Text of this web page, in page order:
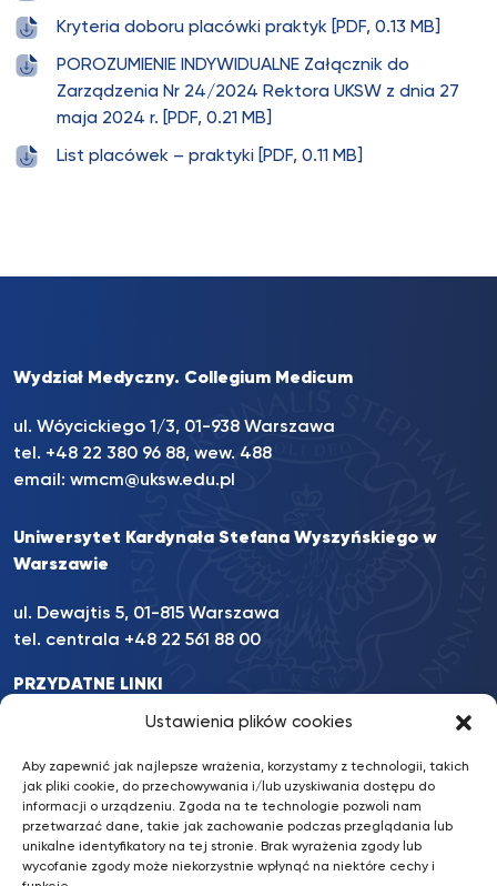
Ustawienia plików cookies
Aby zapewnić jak najlepsze wrażenia, korzystamy z technologii, takich
jak pliki cookie, do przechowywania i/lub uzyskiwania dostępu do
informacji o urządzeniu. Zgoda na te technologie pozwoli nam
przetwarzać dane, takie jak zachowanie podczas przeglądania lub
unikalne identyfikatory na tej stronie. Brak wyrażenia zgody lub
wycofanie zgody może niekorzystnie wpłynąć na niektóre cechy i
Kryteria doboru placówki praktyk [PDF, 0.13 MB]
POROZUMIENIE INDYWIDUALNE Załącznik do
Zarządzenia Nr 24/2024 Rektora UKSW z dnia 27
maja 2024 r. [PDF, 0.21 MB]
List placówek – praktyki [PDF, 0.11 MB]
Wydział Medyczny. Collegium Medicum
ul. Wóycickiego 1/3, 01-938 Warszawa
tel. +48 22 380 96 88, wew. 488
email: wmcm@uksw.edu.pl
Uniwersytet Kardynała Stefana Wyszyńskiego w
Warszawie
ul. Dewajtis 5, 01-815 Warszawa
tel. centrala +48 22 561 88 00
PRZYDATNE LINKI
BKiP UKSW / © 2022 UKSW. Wszelkie prawa zastrzeżone.